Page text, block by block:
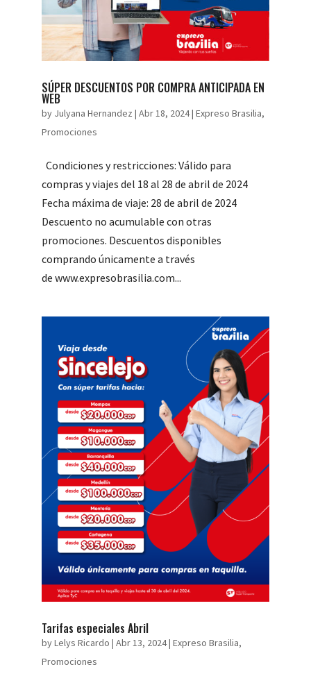
SÚPER DESCUENTOS POR COMPRA ANTICIPADA EN
WEB
by Julyana Hernandez | Abr 18, 2024| Expreso Brasilia,
Promociones
Condiciones y restricciones: Válido para
compras y viajes del 18 al 28 de abril de 2024
Fecha máxima de viaje: 28 de abril de 2024
Descuento no acumulable con otras
promociones. Descuentos disponibles
comprando únicamente a través
de www.expresobrasilia.com...
Tarifas especiales Abril
byLelys Ricardo | Abr 13, 2024| Expreso Brasilia,
Promociones